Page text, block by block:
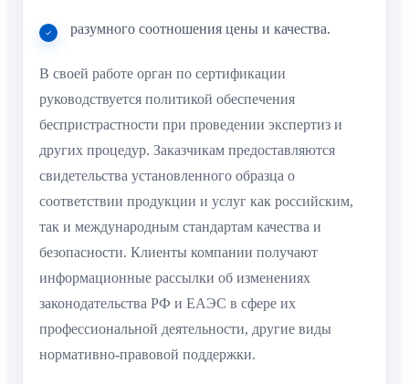
разумного соотношения цены и качества.
В своей работе орган по сертификации
руководствуется политикой обеспечения
беспристрастности при проведении экспертиз и
других процедур. Заказчикам предоставляются
свидетельства установленного образца о
соответствии продукции и услуг как российским,
так и международным стандартам качества и
безопасности. Клиенты компании получают
информационные рассылки об изменениях
законодательства РФ и ЕАЭС в сфере их
профессиональной деятельности, другие виды
нормативно-правовой поддержки.